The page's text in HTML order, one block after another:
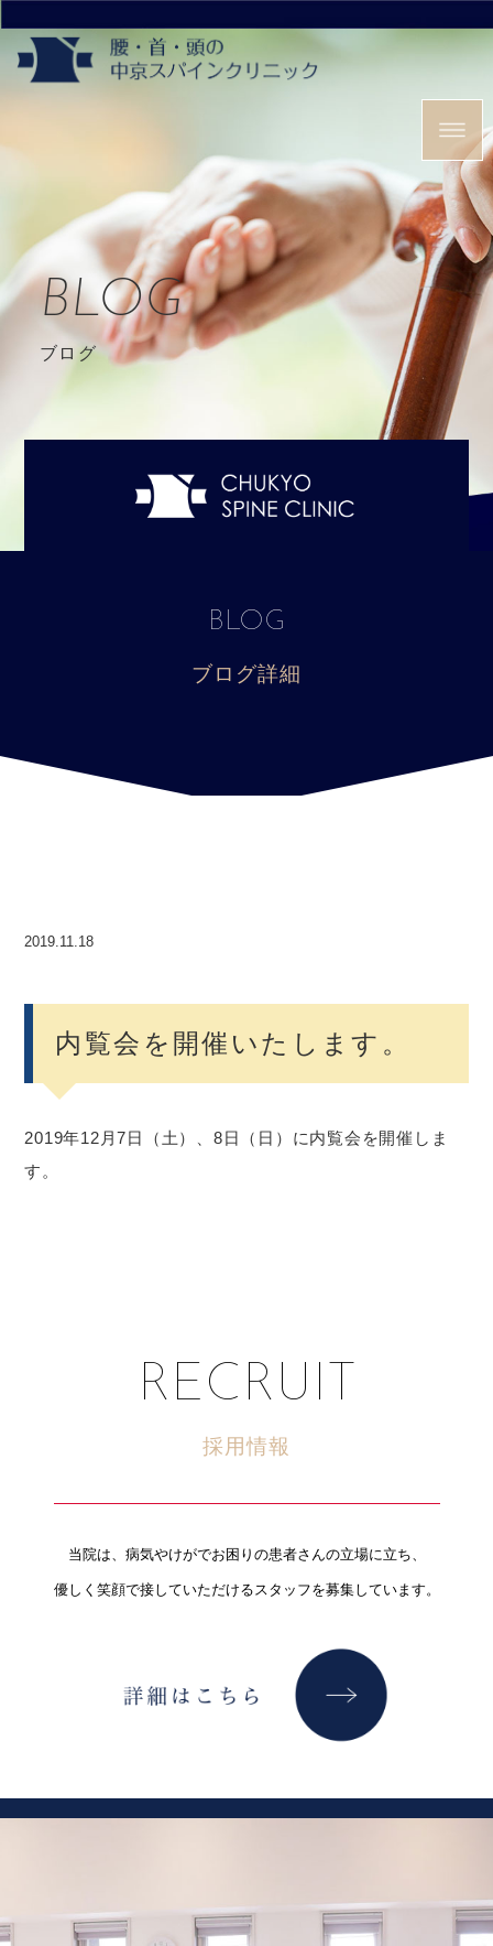
BLOG
ブログ
BLOG
ブログ詳細
2019.11.18
内覧会を開催いたします。
2019年12月7日（土）、8日（日）に内覧会を開催しま
す。
RECRUIT
採用情報
当院は、病気やけがでお困りの患者さんの立場に立ち、
優しく笑顔で接していただけるスタッフを募集しています。